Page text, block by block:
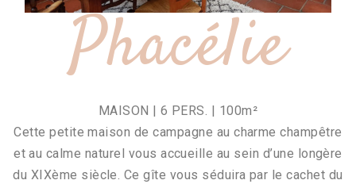
Phacélie
MAISON | 6 PERS. | 100m²
Cette petite maison de campagne au charme champêtre
et au calme naturel vous accueille au sein d’une longère
du XIXème siècle. Ce gîte vous séduira par le cachet du